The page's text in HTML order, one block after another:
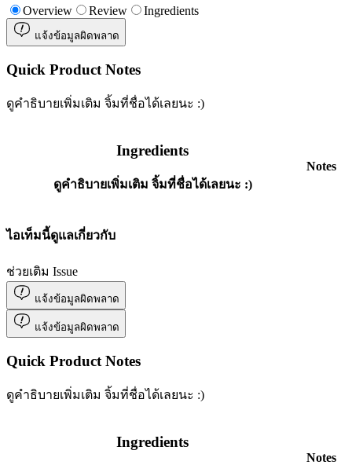
Overview
Review Ingredients
แจ้งข้อมูลผิดพลาด
Quick Product Notes
ดูคำธิบายเพิ่มเติม จิ้มที่ชื่อได้เลยนะ :)
Ingredients
ดูคำธิบายเพิ่มเติม จิ้มที่ชื่อได้เลยนะ :)
Notes
ไอเท็มนี้ดูแลเกี่ยวกับ
ช่วยเติม Issue
แจ้งข้อมูลผิดพลาด
แจ้งข้อมูลผิดพลาด
Quick Product Notes
ดูคำธิบายเพิ่มเติม จิ้มที่ชื่อได้เลยนะ :)
Ingredients
Notes